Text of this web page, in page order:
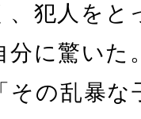
、犯人を
分に驚いた
の乱暴な